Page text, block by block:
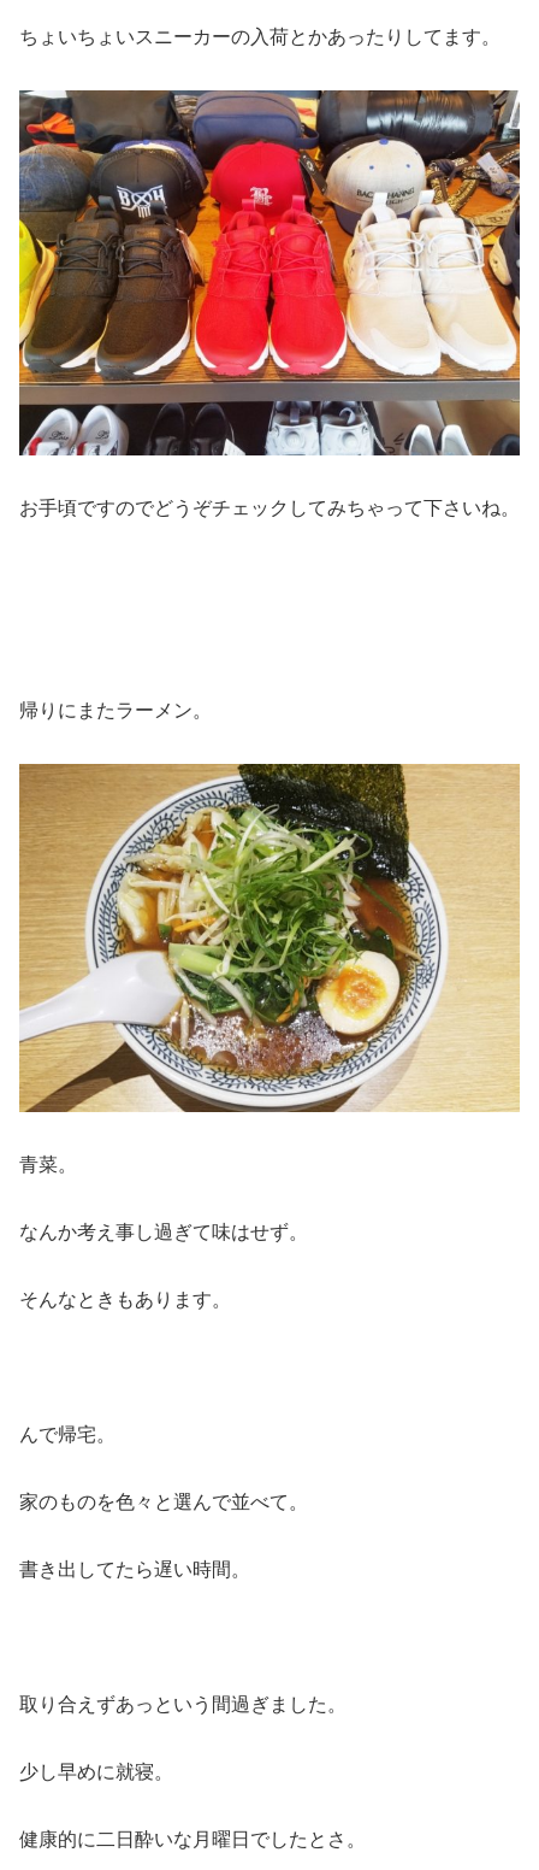
ちょいちょいスニーカーの入荷とかあったりしてます。
お手頃ですのでどうぞチェックしてみちゃって下さいね。
帰りにまたラーメン。
青菜。
なんか考え事し過ぎて味はせず。
そんなときもあります。
んで帰宅。
家のものを色々と選んで並べて。
書き出してたら遅い時間。
取り合えずあっという間過ぎました。
少し早めに就寝。
健康的に二日酔いな月曜日でしたとさ。